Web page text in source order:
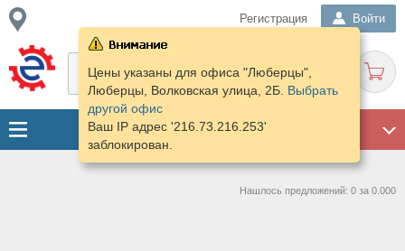
Регистрация Войти
Цены указаны для офиса "Люберцы",
Люберцы, Волковская улица, 2Б. Выбрать
другой офис
Ваш IP адрес '216.73.216.253'
заблокирован.
Нашлось предложений: 0 за 0.000